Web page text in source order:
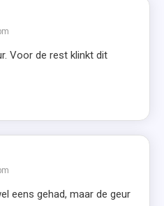
Voor de rest klinkt dit
eens gehad, maar de geur